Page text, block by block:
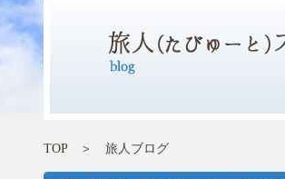
TOP＞ 旅人ブログ